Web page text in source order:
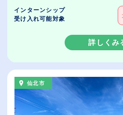
インターンシップ
受け入れ可能対象
詳しくみ
仙北市